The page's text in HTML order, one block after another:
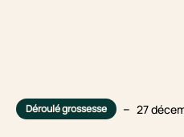
Déroulé grossesse – 27